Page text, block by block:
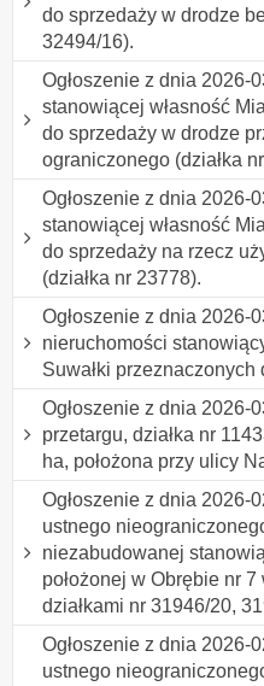
do sprzedaży w drodze
32494/16).
Ogłoszenie z dnia 2026-
stanowiącej własność
do sprzedaży w drodze
ograniczonego (działka
Ogłoszenie z dnia 2026-
stanowiącej własność
do sprzedaży na rzecz
(działka nr 23778).
Ogłoszenie z dnia 2026-
nieruchomości
Suwałki
Ogłoszenie z dnia 2026-
przetargu, działka nr
ha, położona przy ulicy
Ogłoszenie z dnia 2026-
ustnego
niezabudowanej
położonej w Obrębie nr
działkami nr 31946/20,
Ogłoszenie z dnia 2026-
ustnego